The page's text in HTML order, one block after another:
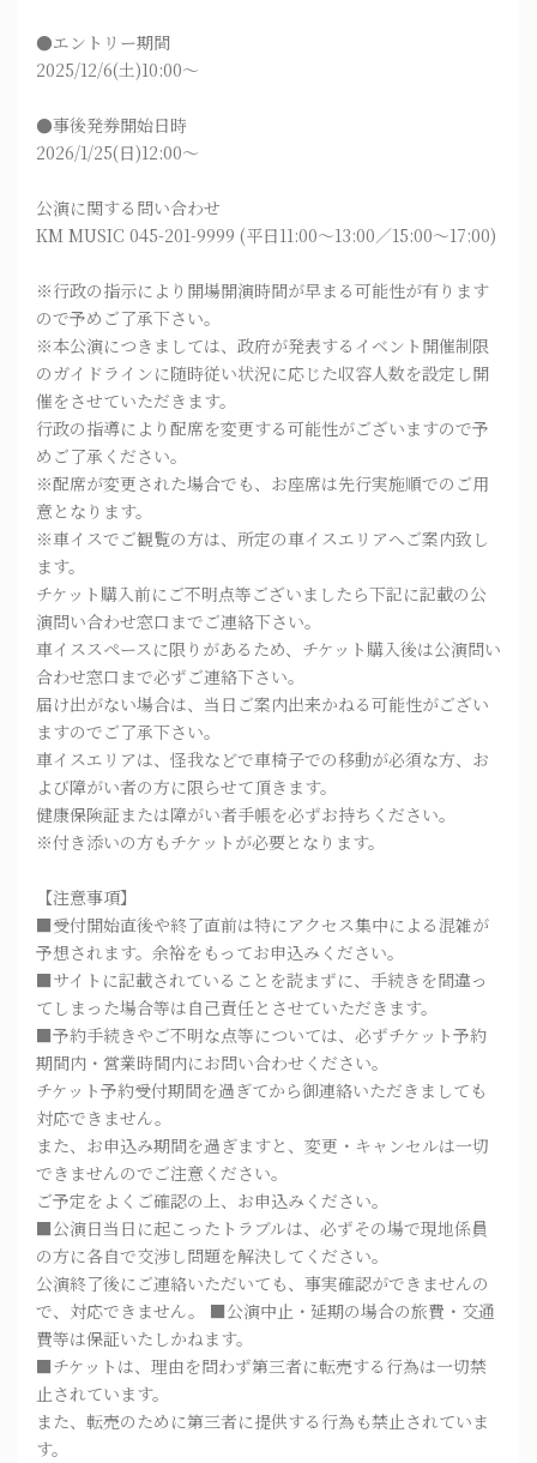
●エントリー期間
2025/12/6(土)10:00～
●事後発券開始日時
2026/1/25(日)12:00～
公演に関する問い合わせ
KM MUSIC 045-201-9999 (平日11:00～13:00／15:00～17:00)
※行政の指示により開場開演時間が早まる可能性が有ります
ので予めご了承下さい。
※本公演につきましては、政府が発表するイベント開催制限
のガイドラインに随時従い状況に応じた収容人数を設定し開
催をさせていただきます。
行政の指導により配席を変更する可能性がございますので予
めご了承ください。
※配席が変更された場合でも、お座席は先行実施順でのご用
意となります。
※車イスでご観覧の方は、所定の車イスエリアへご案内致し
ます。
チケット購入前にご不明点等ございましたら下記に記載の公
演問い合わせ窓口までご連絡下さい。
車イススペースに限りがあるため、チケット購入後は公演問い
合わせ窓口まで必ずご連絡下さい。
届け出がない場合は、当日ご案内出来かねる可能性がござい
ますのでご了承下さい。
車イスエリアは、怪我などで車椅子での移動が必須な方、お
よび障がい者の方に限らせて頂きます。
健康保険証または障がい者手帳を必ずお持ちください。
※付き添いの方もチケットが必要となります。
【注意事項】
■受付開始直後や終了直前は特にアクセス集中による混雑が
予想されます。余裕をもってお申込みください。
■サイトに記載されていることを読まずに、手続きを間違っ
てしまった場合等は自己責任とさせていただきます。
■予約手続きやご不明な点等については、必ずチケット予約
期間内・営業時間内にお問い合わせください。
チケット予約受付期間を過ぎてから御連絡いただきましても
対応できません。
また、お申込み期間を過ぎますと、変更・キャンセルは一切
できませんのでご注意ください。
ご予定をよくご確認の上、お申込みください。
■公演日当日に起こったトラブルは、必ずその場で現地係員
の方に各自で交渉し問題を解決してください。
公演終了後にご連絡いただいても、事実確認ができませんの
で、対応できません。 ■公演中止・延期の場合の旅費・交通
費等は保証いたしかねます。
■チケットは、理由を問わず第三者に転売する行為は一切禁
止されています。
また、転売のために第三者に提供する行為も禁止されていま
す。